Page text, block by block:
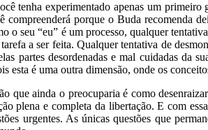
tenha experimentado apenas um primeiro
compreenderá porque o Buda recomenda
o seu “eu” é um processo, qualquer
a ser feita. Qualquer tentativa de
partes desordenadas e mal cuidadas da
esta é uma outra dimensão, onde os
que ainda o preocuparia é como
plena e completa da libertação. E com
urgentes. As únicas questões que